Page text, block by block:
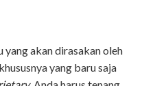
akan dirasakan oleh
yang baru saja